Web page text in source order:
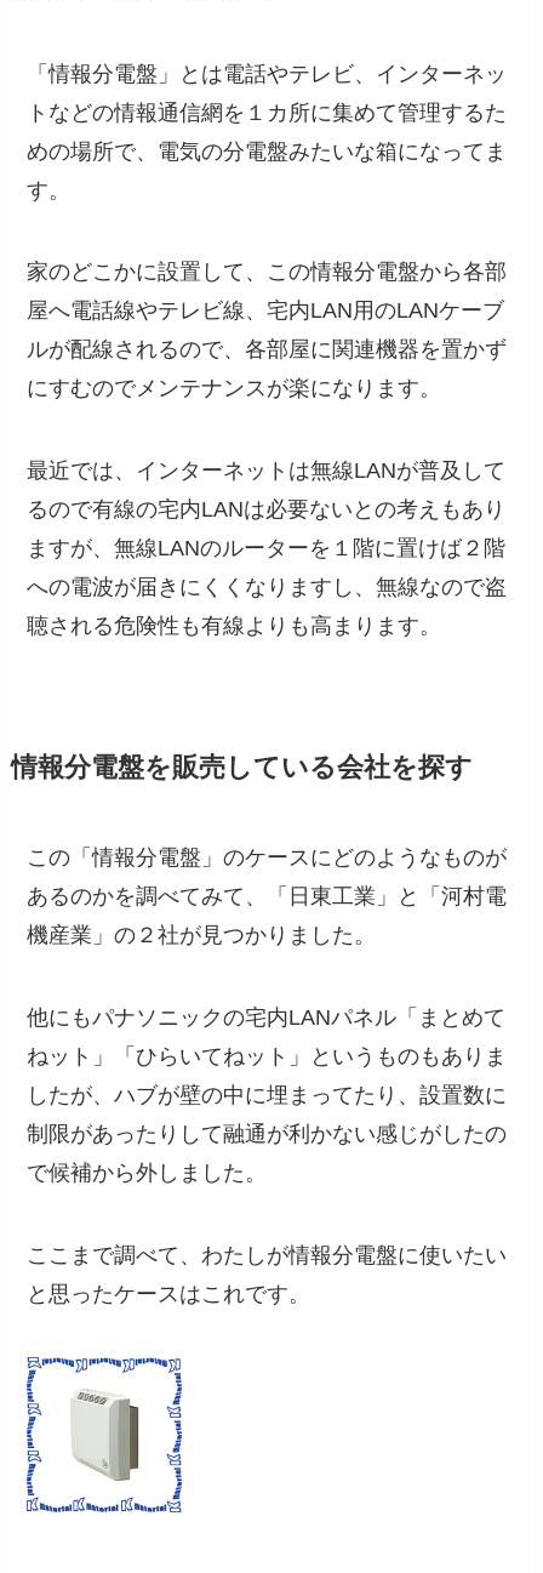
「情報分電盤」とは電話やテレビ、インターネッ
トなどの情報通信網を１カ所に集めて管理するた
めの場所で、電気の分電盤みたいな箱になってま
す。
家のどこかに設置して、この情報分電盤から各部
屋へ電話線やテレビ線、宅内LAN用のLANケーブ
ルが配線されるので、各部屋に関連機器を置かず
にすむのでメンテナンスが楽になります。
最近では、インターネットは無線LANが普及して
るので有線の宅内LANは必要ないとの考えもあり
ますが、無線LANのルーターを１階に置けば２階
への電波が届きにくくなりますし、無線なので盗
聴される危険性も有線よりも高まります。
情報分電盤を販売している会社を探す
この「情報分電盤」のケースにどのようなものが
あるのかを調べてみて、「日東工業」と「河村電
機産業」の２社が見つかりました。
他にもパナソニックの宅内LANパネル「まとめて
ねット」「ひらいてねット」というものもありま
したが、ハブが壁の中に埋まってたり、設置数に
制限があったりして融通が利かない感じがしたの
で候補から外しました。
ここまで調べて、わたしが情報分電盤に使いたい
と思ったケースはこれです。